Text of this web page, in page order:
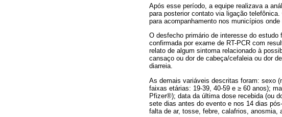
Após esse período, a equipe realizava a
para posterior contato via ligação
para acompanhamento nos municípios onde
O desfecho primário de interesse do
confirmada por exame de RT-PCR com
relato de algum sintoma relacionado à
cansaço ou dor de cabeça/cefaleia ou dor
diarreia.
As demais variáveis descritas foram: sexo
faixas etárias: 19-39, 40-59 e ≥ 60 anos);
Pfizer®); data da última dose recebida (ou
sete dias antes do evento e nos 14 dias
falta de ar, tosse, febre, calafrios, anosmia,